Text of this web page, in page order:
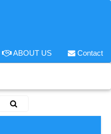
ABOUT US Contact